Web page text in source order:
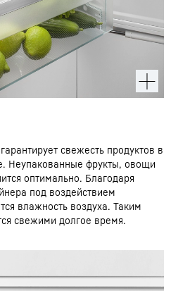
свежесть продуктов в
Неупакованные фрукты, овощи
оптимально. Благодаря
под воздействием
влажность воздуха. Таким
свежими долгое время.